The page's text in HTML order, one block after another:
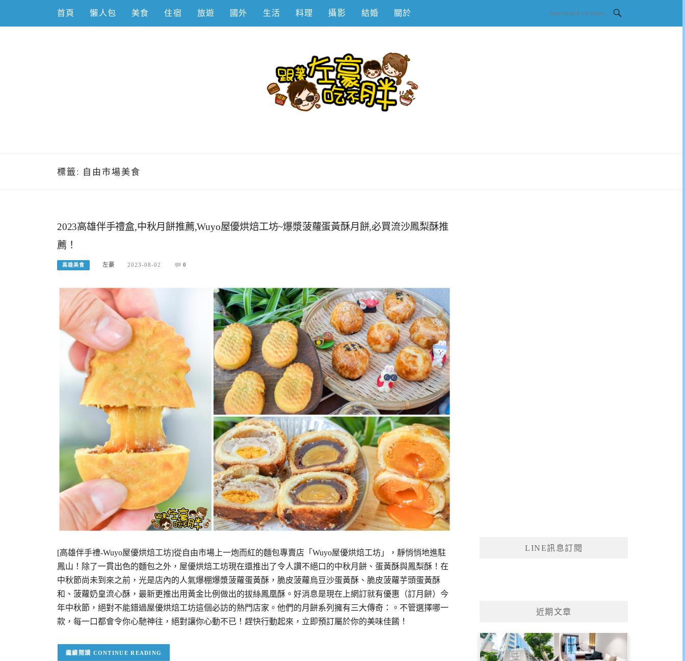
content
首頁 懶人包 美食 住宿 旅遊 國外 生活 料理 攝影 結婚 關於
標籤: 自由市場美食
2023高雄伴手禮盒,中秋月餅推薦,Wuyo屋優烘焙工坊~爆漿菠蘿蛋黃酥月餅,必買流沙鳳梨酥推
薦！
高雄美食 左豪 2023-08-02 0
[高雄伴手禮-Wuyo屋優烘焙工坊]從自由市場上一炮而紅的麵包專賣店「Wuyo屋優烘焙工坊」，靜悄悄地進駐
鳳山！除了一貫出色的麵包之外，屋優烘焙工坊現在還推出了令人讚不絕口的中秋月餅、蛋黃酥與鳳梨酥！在
中秋節尚未到來之前，光是店內的人氣爆棚爆漿菠蘿蛋黃酥，脆皮菠蘿烏豆沙蛋黃酥、脆皮菠蘿芋頭蛋黃酥
和、菠蘿奶皇流心酥，最新更推出用黃金比例做出的拔絲鳳凰酥。好消息是現在上網訂就有優惠（訂月餅）今
年中秋節，絕對不能錯過屋優烘焙工坊這個必訪的熱門店家。他們的月餅系列擁有三大傳奇：。不管選擇哪一
款，每一口都會令你心馳神往，絕對讓你心動不已！趕快行動起來，立即預訂屬於你的美味佳餚！
CONTINUE READING
LINE訊息訂閱
近期文章